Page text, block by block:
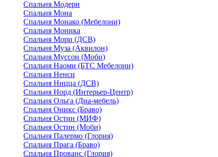
Спальня Модерн
Спальня Мона
Спальня Монако (Мебелони)
Спальня Моника
Спальня Мори (ДСВ)
Спальня Муза (Аквилон)
Спальня Муссон (Моби)
Спальня Наоми (БТС Мебелони)
Спальня Ненси
Спальня Ницца (ДСВ)
Спальня Норд (Интерьер-Центр)
Спальня Ольга (Диа-мебель)
Спальня Оникс (Браво)
Спальня Остин (МИФ)
Спальня Остин (Моби)
Спальня Палермо (Глория)
Спальня Прага (Браво)
Спальня Прованс (Глория)